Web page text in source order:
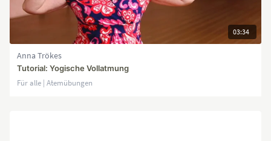
03:34
Anna Trökes
Tutorial: Yogische Vollatmung
Für alle | Atemübungen